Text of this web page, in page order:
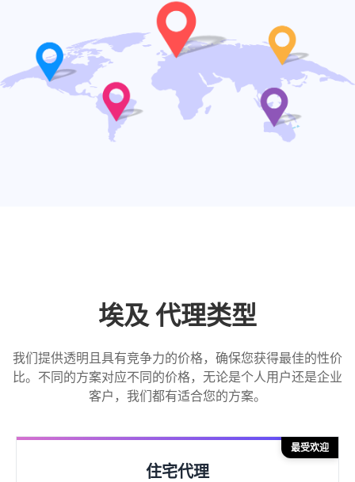
埃及 代理类型
我们提供透明且具有竞争力的价格，确保您获得最佳的性价
比。不同的方案对应不同的价格，无论是个人用户还是企业
客户，我们都有适合您的方案。
住宅代理
最受欢迎